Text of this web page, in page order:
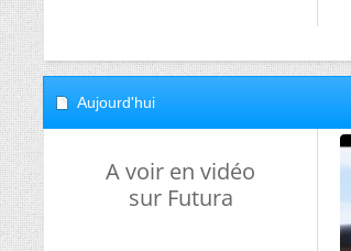
Aujourd'hui
A voir en vidéo
sur Futura